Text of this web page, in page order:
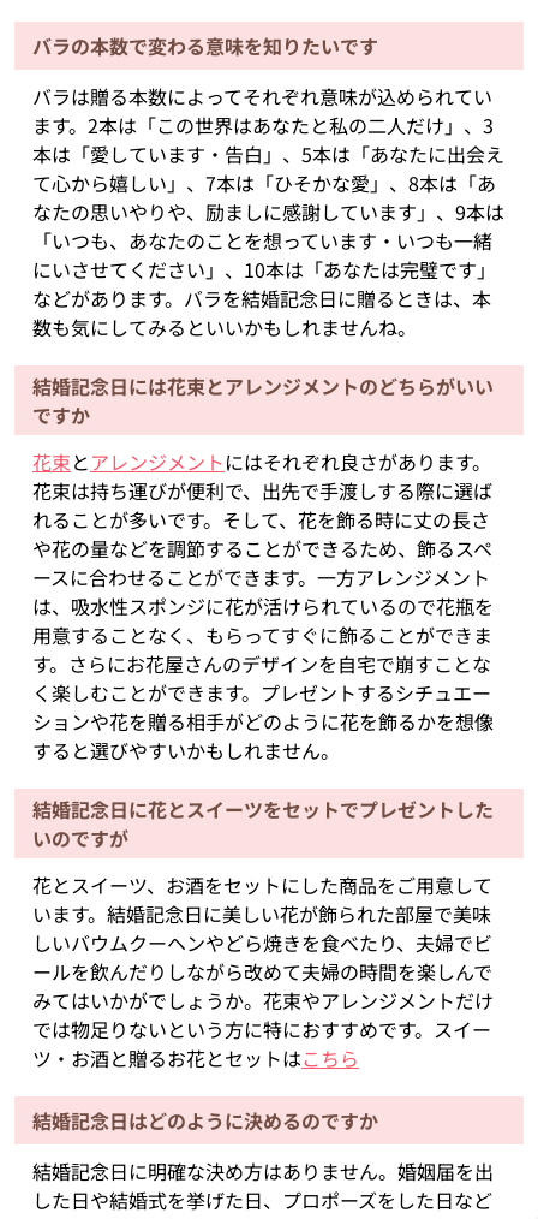
バラの本数で変わる意味を知りたいです
バラは贈る本数によってそれぞれ意味が込められてい
ます。2本は「この世界はあなたと私の二人だけ」、3
本は「愛しています・告白」、5本は「あなたに出会え
て心から嬉しい」、7本は「ひそかな愛」、8本は「あ
なたの思いやりや、励ましに感謝しています」、9本は
「いつも、あなたのことを想っています・いつも一緒
にいさせてください」、10本は「あなたは完璧です」
などがあります。バラを結婚記念日に贈るときは、本
数も気にしてみるといいかもしれませんね。
結婚記念日には花束とアレンジメントのどちらがいい
ですか
花束とアレンジメントにはそれぞれ良さがあります。
花束は持ち運びが便利で、出先で手渡しする際に選ば
れることが多いです。そして、花を飾る時に丈の長さ
や花の量などを調節することができるため、飾るスペ
ースに合わせることができます。一方アレンジメント
は、吸水性スポンジに花が活けられているので花瓶を
用意することなく、もらってすぐに飾ることができま
す。さらにお花屋さんのデザインを自宅で崩すことな
く楽しむことができます。プレゼントするシチュエー
ションや花を贈る相手がどのように花を飾るかを想像
すると選びやすいかもしれません。
結婚記念日に花とスイーツをセットでプレゼントした
いのですが
花とスイーツ、お酒をセットにした商品をご用意して
います。結婚記念日に美しい花が飾られた部屋で美味
しいバウムクーヘンやどら焼きを食べたり、夫婦でビ
ールを飲んだりしながら改めて夫婦の時間を楽しんで
みてはいかがでしょうか。花束やアレンジメントだけ
では物足りないという方に特におすすめです。スイー
ツ・お酒と贈るお花とセットはこちら
結婚記念日はどのように決めるのですか
結婚記念日に明確な決め方はありません。婚姻届を出
した日や結婚式を挙げた日、プロポーズをした日など